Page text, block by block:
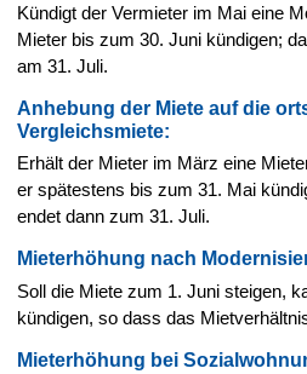
Kündigt der Vermieter im Mai eine
Mieter bis zum 30. Juni kündigen;
am 31. Juli.
Anhebung der Miete auf die
Vergleichsmiete:
Erhält der Mieter im März eine
er spätestens bis zum 31. Mai
endet dann zum 31. Juli.
Mieterhöhung nach
Soll die Miete zum 1. Juni steigen,
kündigen, so dass das
Mieterhöhung bei